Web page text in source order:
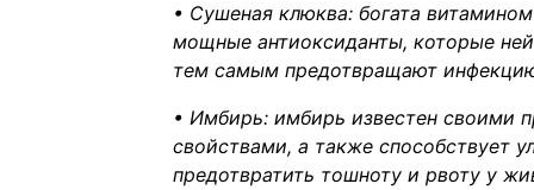
• Сушеная клюква: богата
мощные антиоксиданты, которые
тем самым предотвращают
• Имбирь: имбирь известен своими
свойствами, а также способствует
предотвратить тошноту и рвоту у